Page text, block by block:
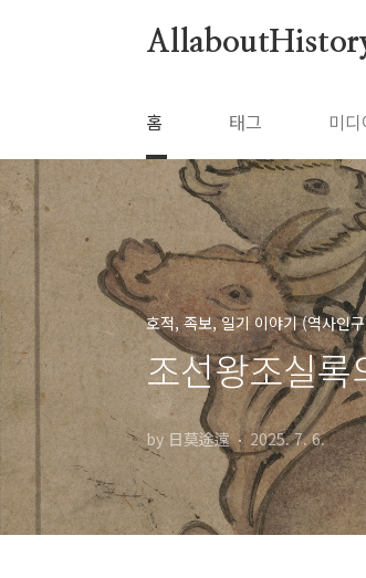
홈 태그 미
호적, 족보, 일기 이야기 (역사인
조선왕조실
by 日莫途遠 2025. 7. 6.